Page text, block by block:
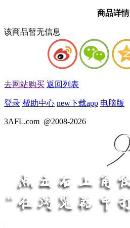
商品详情
该商品暂无信息
去网站购买 返回列表
登录 帮助中心 new下载app 电脑版
3AFL.com @2008-2026